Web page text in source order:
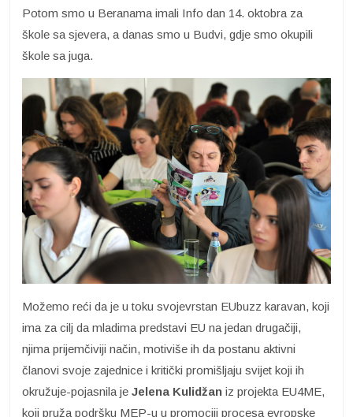
Potom smo u Beranama imali Info dan 14. oktobra za
škole sa sjevera, a danas smo u Budvi, gdje smo okupili
škole sa juga.
Možemo reći da je u toku svojevrstan EUbuzz karavan, koji
ima za cilj da mladima predstavi EU na jedan drugačiji,
njima prijemčiviji način, motiviše ih da postanu aktivni
članovi svoje zajednice i kritički promišljaju svijet koji ih
okružuje-pojasnila je Jelena Kulidžan iz projekta EU4ME,
koji pruža podršku MEP-u u promociji procesa evropske